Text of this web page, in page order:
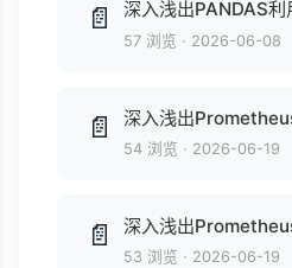
📄
57 浏览 · 2026-06-08
📄
54 浏览 · 2026-06-19
📄
53 浏览 · 2026-06-19